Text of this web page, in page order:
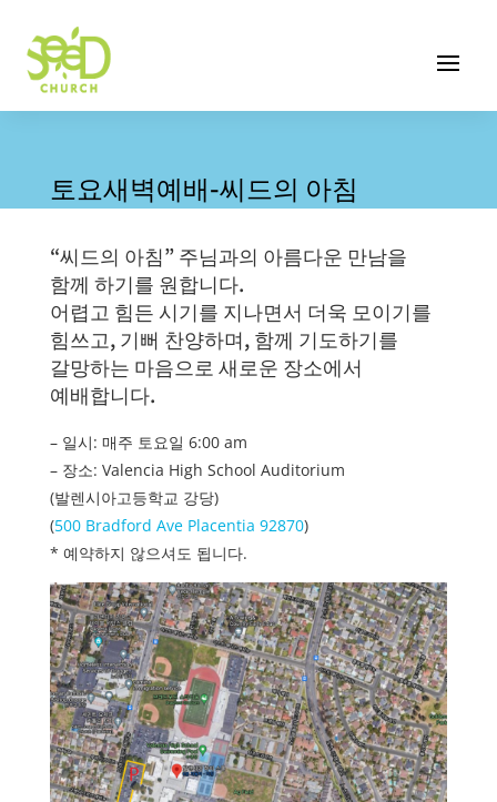
토요새벽예배-씨드의 아침
“씨드의 아침” 주님과의 아름다운 만남을
함께 하기를 원합니다.
어렵고 힘든 시기를 지나면서 더욱 모이기를
힘쓰고, 기뻐 찬양하며, 함께 기도하기를
갈망하는 마음으로 새로운 장소에서
예배합니다.
– 일시: 매주 토요일 6:00 am
– 장소: Valencia High School Auditorium
(발렌시아고등학교 강당)
(500 Bradford Ave Placentia 92870)
* 예약하지 않으셔도 됩니다.